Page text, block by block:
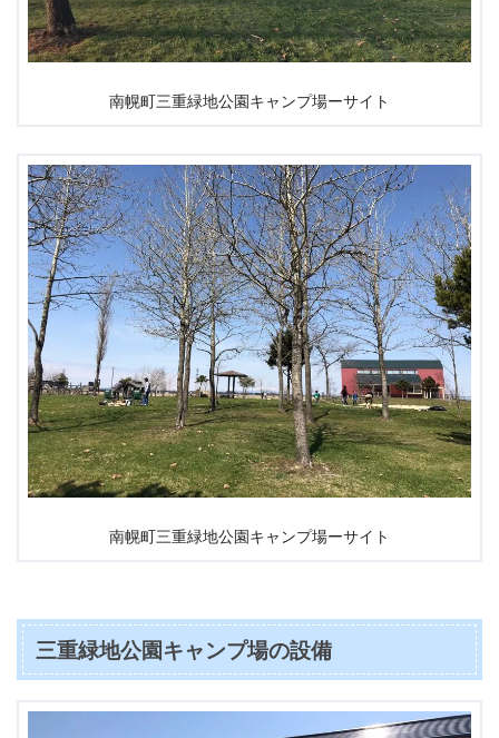
南幌町三重緑地公園キャンプ場ーサイト
南幌町三重緑地公園キャンプ場ーサイト
三重緑地公園キャンプ場の設備